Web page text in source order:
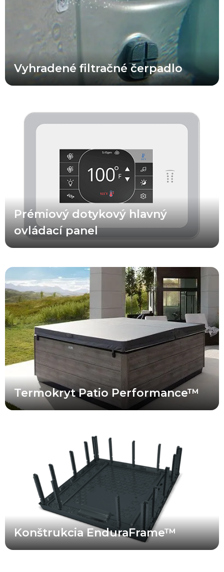
Vyhradené filtračné čerpadlo
Prémiový dotykový hlavný
ovládací panel
Termokryt Patio Performance™
Okrem svojho prémiového vzhľadu sa tieto odolné termokryty
vyznačujú pokročilou exteriérovou tkaninou, ktorá je ošetrená proti
UV žiareniu, vyblednutiu a poveternostným vplyvom. Zároveň sú
až o 25 % ľahšie ako štandardné vinylové termokryty víriviek.
Originálne termokryty Bullfrog Spas® sú navyše navrhnuté tak,
aby poskytovali maximálnu izoláciu pre čo najvyššiu energetickú
Konštrukcia EnduraFrame™
Bullfrog Spas je lídrom v oblasti technológie konštrukcie víriviek
bez použitia dreva. Patentovaná nosná konštrukcia vírivky
EnduraFrame™ znamená, že vaša vírivka Bullfrog Spa je
navrhnutá tak, aby vydržala dlhé roky. Keďže neobsahuje žiadne
drevo, ktoré by mohlo hniť alebo sa deformovať, a využíva precízne
navrhnutú konštrukciu, ktorej jednotlivé časti do seba dokonale
zapadajú, môžete sa spoľahnúť na to, že vaša vírivka bude
spoľahlivá a odolná po dlhý čas.